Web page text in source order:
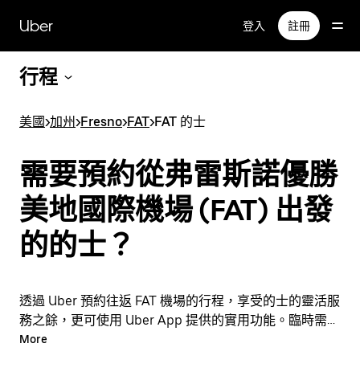
Uber 登入 註冊
行程
美國>加州>Fresno>FAT>FAT 的士
需要預約從弗雷斯諾優勝
美地國際機場 (FAT) 出發
的的士？
透過 Uber 預約往返 FAT 機場的行程，享受的士的靈活服
務之餘，更可使用 Uber App 提供的實用功能。臨時需要
乘車？隨時透過 App 或網站預約行程，享受經濟實惠的
More